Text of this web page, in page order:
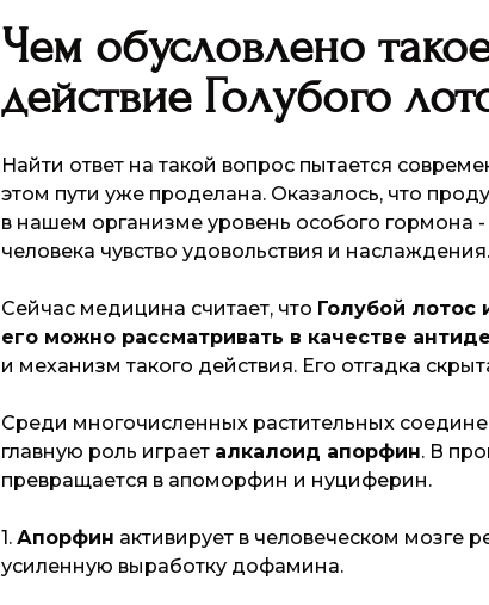
Чем обусловлено
действие Голубого
Найти ответ на такой вопрос пытается
этом пути уже проделана. Оказалось, что
в нашем организме уровень особого гормона -
человека чувство удовольствия и наслаждения.
Сейчас медицина считает, что Голубой лотос
его можно рассматривать в качестве
и механизм такого действия. Его отгадка
Среди многочисленных растительных
главную роль играет алкалоид апорфин. В
превращается в апоморфин и нуциферин.
1. Апорфин активирует в человеческом мозге
усиленную выработку дофамина.